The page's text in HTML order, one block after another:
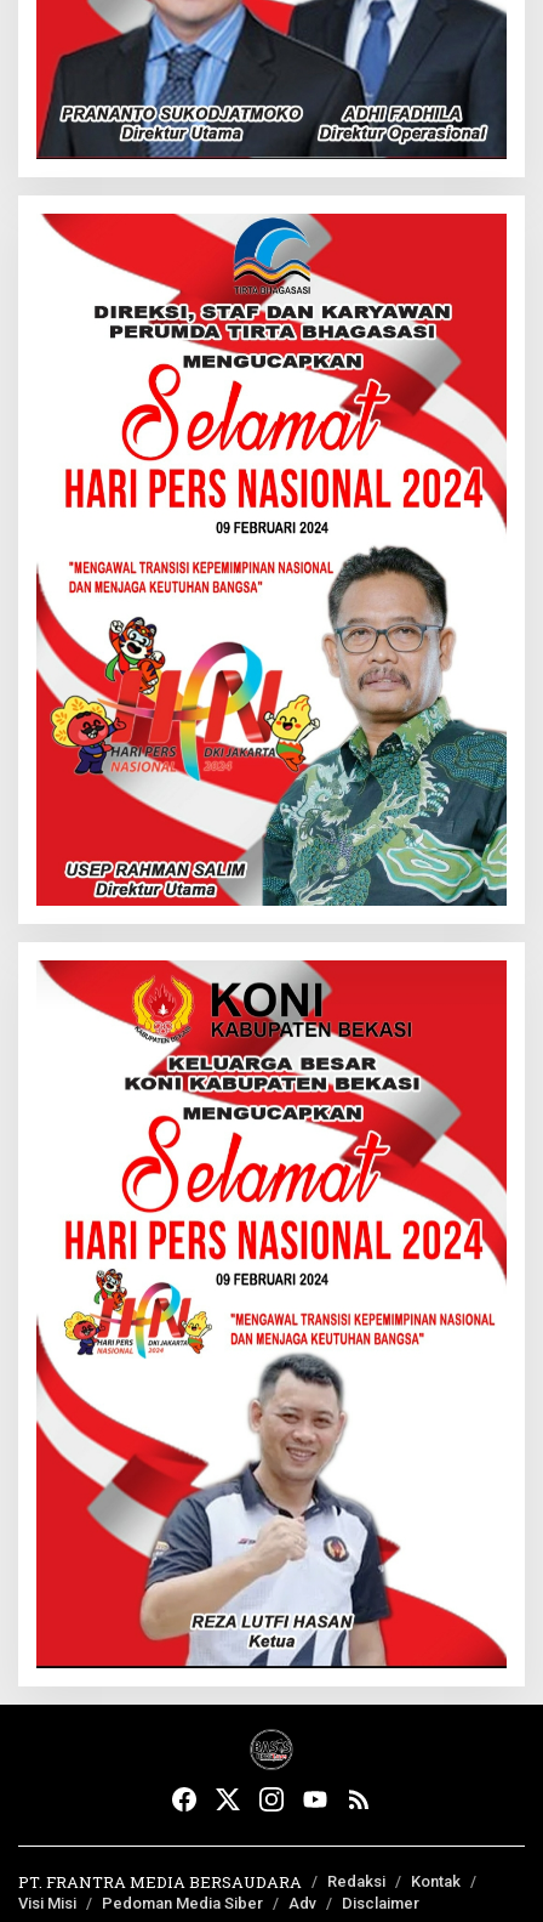
PT. FRANTRA MEDIA BERSAUDARA Redaksi
Kontak
Visi Misi
Pedoman Media Siber Adv Disclaimer